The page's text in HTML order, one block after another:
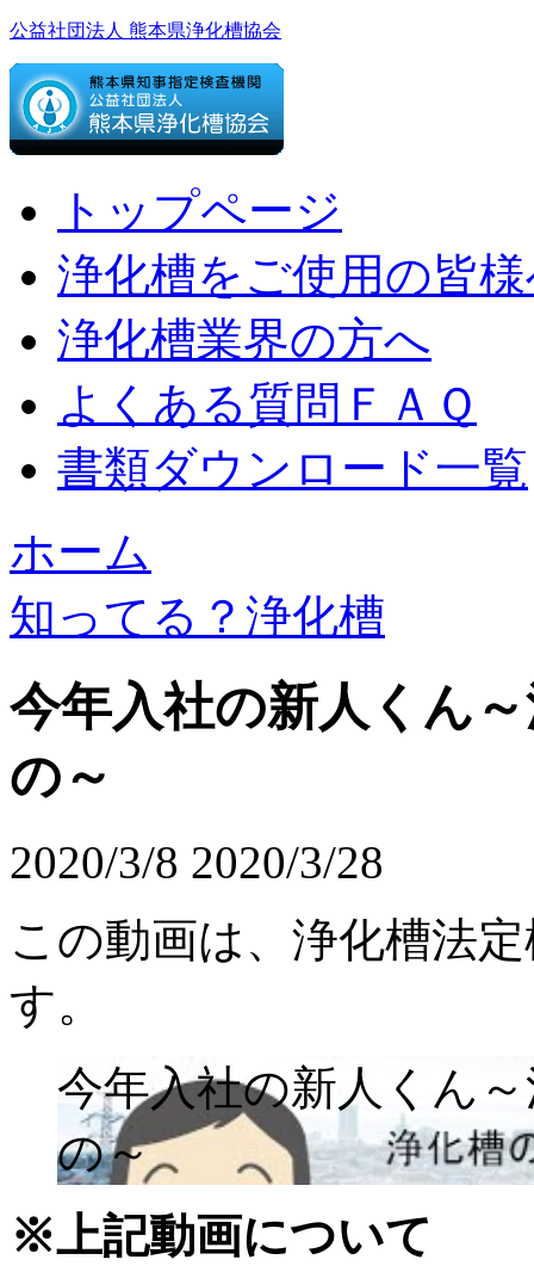
公益社団法人 熊本県浄化槽協会
トップページ
浄化槽をご使用の皆
浄化槽業界の方へ
よくある質問ＦＡＱ
書類ダウンロード一覧
ホーム
知ってる？浄化槽
今年入社の新人くん
の～
2020/3/8 2020/3/28
この動画は、浄化槽法
す。
今年入社の新人くん
の～
※上記動画について